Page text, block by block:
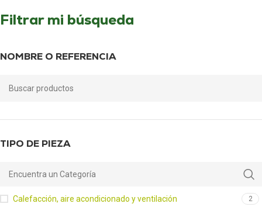
Filtrar mi búsqueda
NOMBRE O REFERENCIA
TIPO DE PIEZA
Calefacción, aire acondicionado y ventilación 2